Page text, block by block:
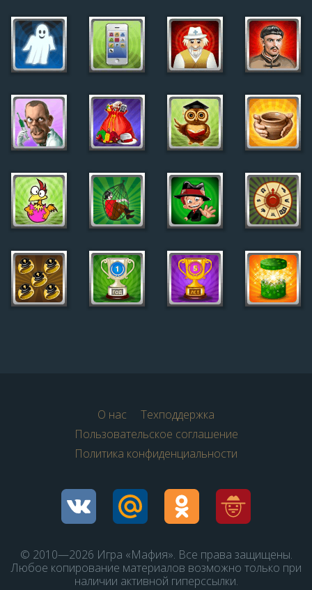
О нас
Техподдержка
Пользовательское соглашение
Политика конфиденциальности
© 2010—2026 Игра «Мафия». Все права защищены.
Любое копирование материалов возможно только при
наличии активной гиперссылки.